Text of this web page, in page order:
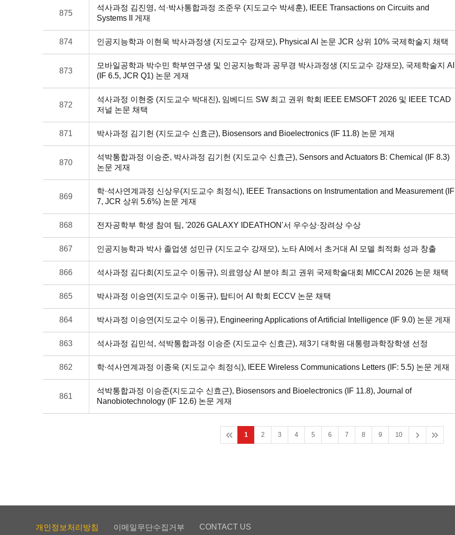
875
석사과정 김진영, 석·박사통합과정 조준우 (지도교수 박세훈), IEEE Transactions on Circuits and
Systems II 게재
874 인공지능학과 이현욱 박사과정생 (지도교수 강재모), Physical AI 논문 JCR 상위 10% 국제학술지 채택
873
모바일공학과 박수민 학부연구생 및 인공지능학과 공무경 박사과정생 (지도교수 강재모), 국제학술지 AI
(IF 6.5, JCR Q1) 논문 게재
872
석사과정 이현중 (지도교수 박대진), 임베디드 SW 최고 권위 학회 IEEE EMSOFT 2026 및 IEEE TCAD
저널 논문 채택
871 박사과정 김기헌 (지도교수 신효근), Biosensors and Bioelectronics (IF 11.8) 논문 게재
870
석박통합과정 이승준, 박사과정 김기헌 (지도교수 신효근), Sensors and Actuators B: Chemical (IF 8.3)
논문 게재
869
학·석사연계과정 신상우(지도교수 최정식), IEEE Transactions on Instrumentation and Measurement (IF
7, JCR 상위 5.6%) 논문 게재
868 전자공학부 학생 참여 팀, '2026 GALAXY IDEATHON'서 우수상·장려상 수상
867 인공지능학과 박사 졸업생 성민규 (지도교수 강재모), 노타 AI에서 초거대 AI 모델 최적화 성과 창출
866 석사과정 김다희(지도교수 이동규), 의료영상 AI 분야 최고 권위 국제학술대회 MICCAI 2026 논문 채택
865 박사과정 이승연(지도교수 이동규), 탑티어 AI 학회 ECCV 논문 채택
864 박사과정 이승연(지도교수 이동규), Engineering Applications of Artificial Intelligence (IF 9.0) 논문 게재
863 석사과정 김민석, 석박통합과정 이승준 (지도교수 신효근), 제3기 대학원 대통령과학장학생 선정
862 학∙석사연계과정 이종욱 (지도교수 최정식), IEEE Wireless Communications Letters (IF: 5.5) 논문 게재
861
석박통합과정 이승준(지도교수 신효근), Biosensors and Bioelectronics (IF 11.8), Journal of
Nanobiotechnology (IF 12.6) 논문 게재
1 2 3 4 5 6 7 8 9 10
개인정보처리방침 이메일무단수집거부 CONTACT US